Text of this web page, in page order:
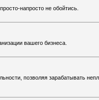
напросто не обойтись.
вашего бизнеса.
позволяя зарабатывать